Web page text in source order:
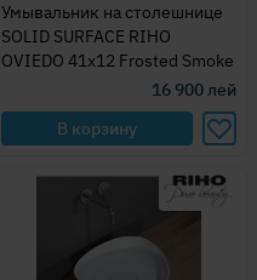
Умывальник на столешнице
SOLID SURFACE RIHO
OVIEDO 41x12 Frosted Smoke
16 900лей
В корзину